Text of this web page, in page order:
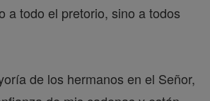
a todo el pretorio, sino a todos
de los hermanos en el Señor,